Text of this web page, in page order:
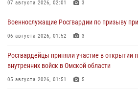
07 августа 2026, 02:01 3
Военнослужащие Росгвардии по призыву
06 августа 2026, 01:52 3
Росгвардейцы приняли участие в открытии
внутренних войск в Омской области
05 августа 2026, 01:51 5